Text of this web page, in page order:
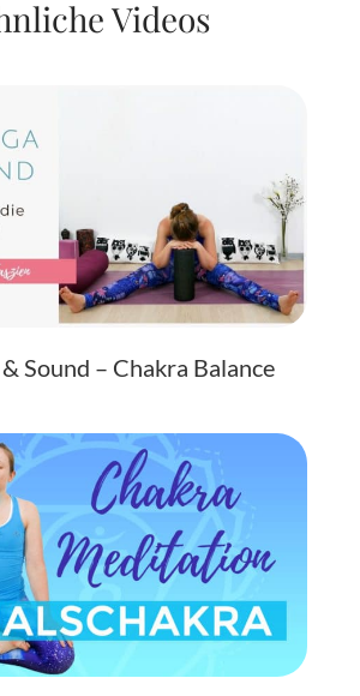
Videos
Sound – Chakra Balance